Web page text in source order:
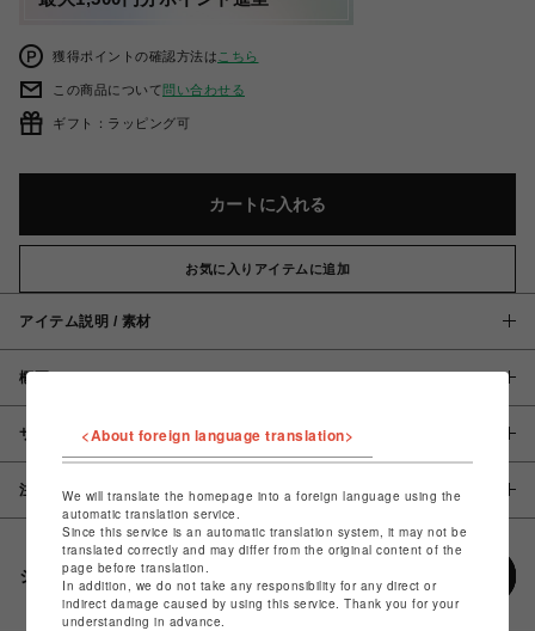
獲得ポイントの確認方法は こちら
この商品について問い合わせる
ギフト：ラッピング可
カートに入れる
お気に入りアイテムに追加
アイテム説明 / 素材
概要
サイズ
注意事項
シェアする
<About foreign language translation>
We will translate the homepage into a foreign language using the
automatic translation service.
Since this service is an automatic translation system, it may not be
translated correctly and may differ from the original content of the
page before translation.
In addition, we do not take any responsibility for any direct or
indirect damage caused by using this service. Thank you for your
understanding in advance.